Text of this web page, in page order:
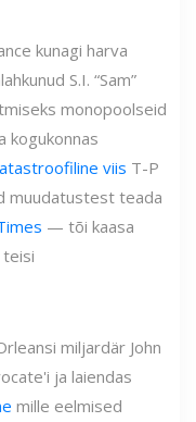
kunagi harva
S.I. “Sam”
monopoolseid
kogukonnas
viis T-P
muudatustest teada
— tõi kaasa
miljardär John
ja laiendas
mille eelmised